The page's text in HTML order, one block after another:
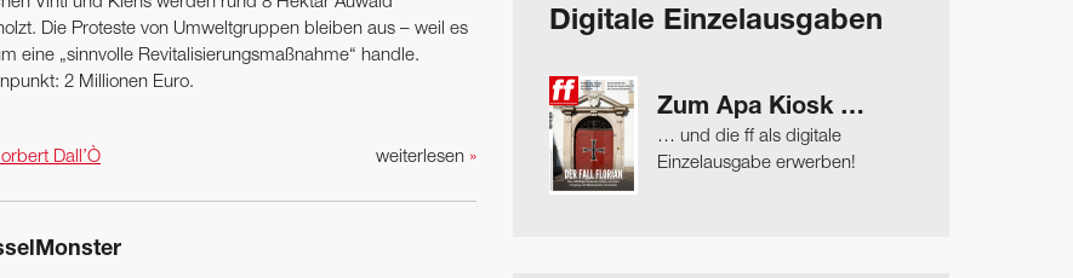
Die Proteste von Umweltgruppen bleiben aus – weil es
eine „sinnvolle ­Revitalisierungs­­maßnahme“ handle.
2 Millionen Euro.
weiterlesen »
Dall’Ò
Digitale Einzelausgaben
Zum Apa Kiosk …
… und die ff als digitale
Einzelausgabe erwerben!